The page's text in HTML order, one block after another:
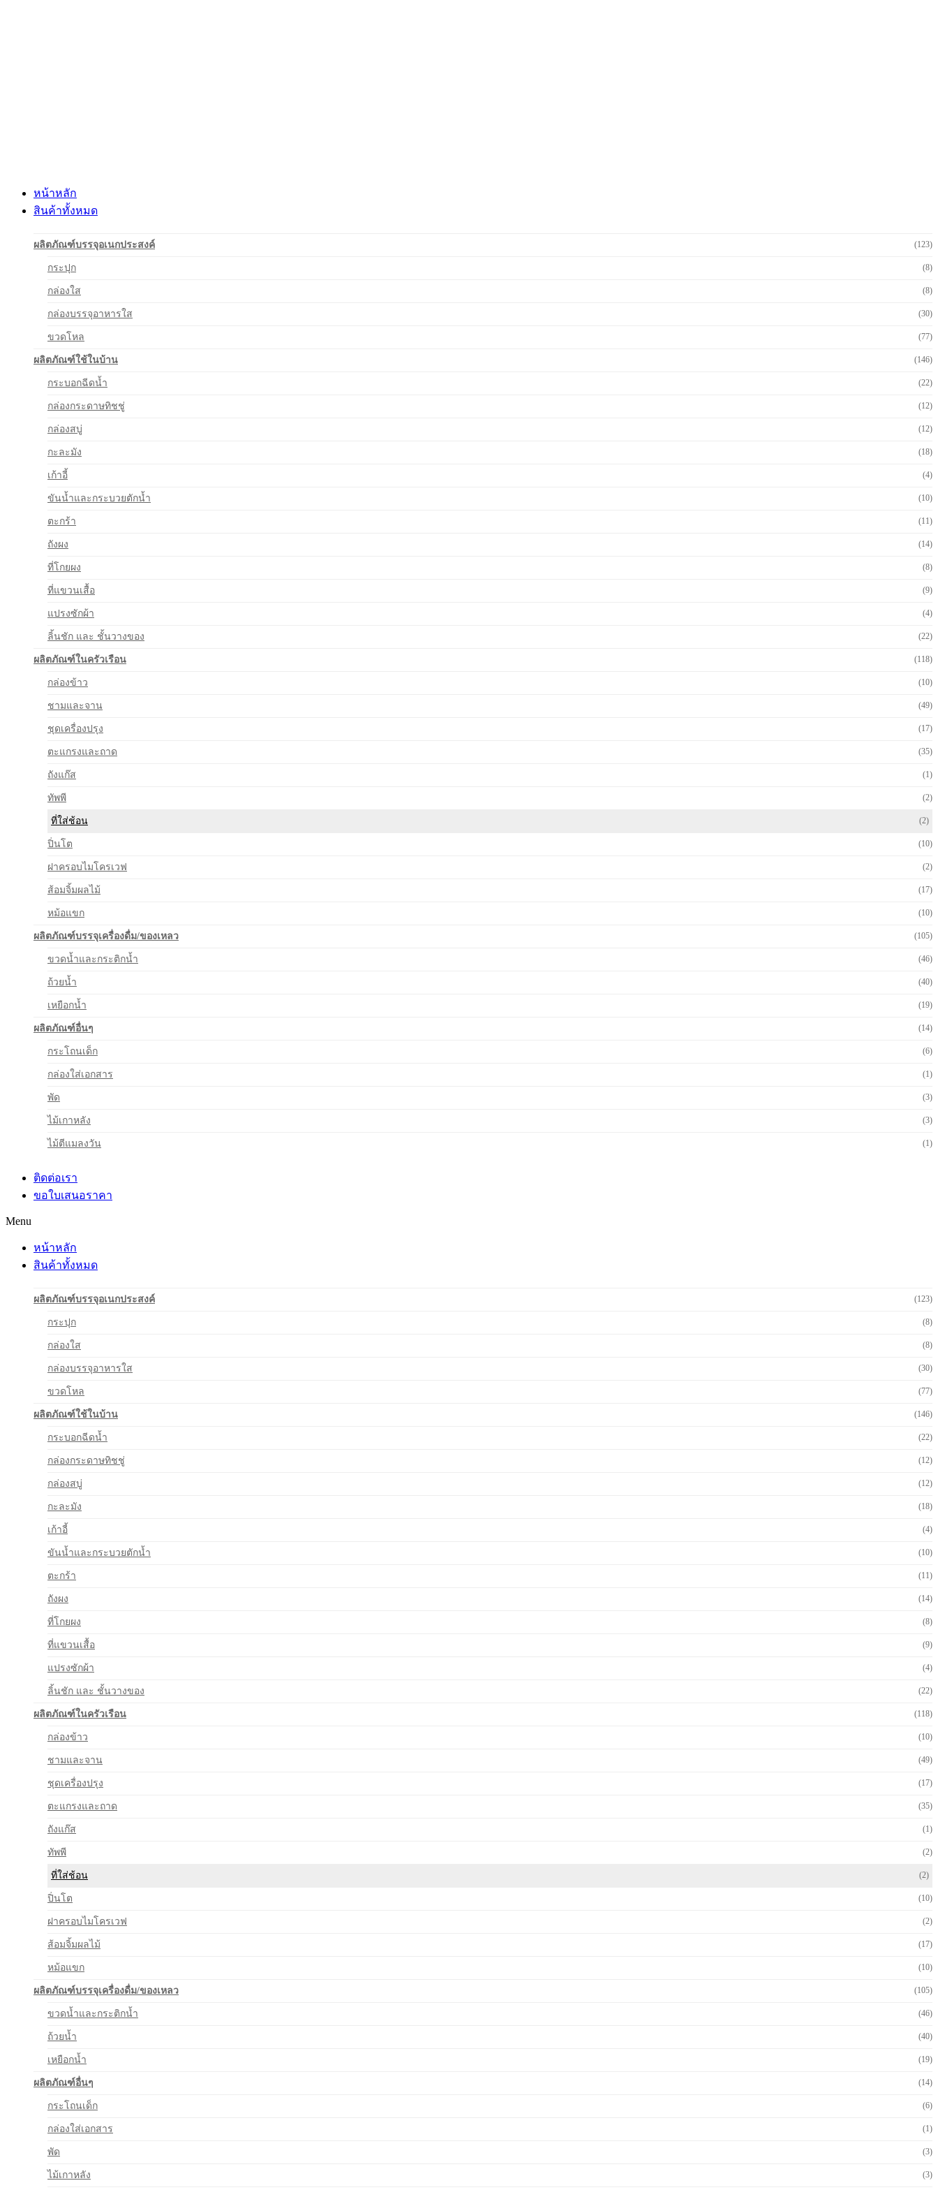
หน้าหลัก
สินค้าทั้งหมด
ผลิตภัณฑ์บรรจุอเนกประสงค์ (123)
กระปุก (8)
กล่องใส (8)
กล่องบรรจุอาหารใส (30)
ขวดโหล (77)
ผลิตภัณฑ์ใช้ในบ้าน (146)
กระบอกฉีดน้ำ (22)
กล่องกระดาษทิชชู่ (12)
กล่องสบู่ (12)
กะละมัง (18)
เก้าอี้ (4)
ขันน้ำและกระบวยตักน้ำ (10)
ตะกร้า (11)
ถังผง (14)
ที่โกยผง (8)
ที่แขวนเสื้อ (9)
แปรงซักผ้า (4)
ลิ้นชัก และ ชั้นวางของ (22)
ผลิตภัณฑ์ในครัวเรือน (118)
กล่องข้าว (10)
ชามและจาน (49)
ชุดเครื่องปรุง (17)
ตะแกรงและถาด (35)
ถังแก๊ส (1)
ทัพพี (2)
ที่ใส่ช้อน (2)
ปิ่นโต (10)
ฝาครอบไมโครเวฟ (2)
ส้อมจิ้มผลไม้ (17)
หม้อแขก (10)
ผลิตภัณฑ์บรรจุเครื่องดื่ม/ของเหลว (105)
ขวดน้ำและกระติกน้ำ (46)
ถ้วยน้ำ (40)
เหยือกน้ำ (19)
ผลิตภัณฑ์อื่นๆ (14)
กระโถนเด็ก (6)
กล่องใส่เอกสาร (1)
พัด (3)
ไม้เกาหลัง (3)
ไม้ตีแมลงวัน (1)
ติดต่อเรา
ขอใบเสนอราคา
Menu
หน้าหลัก
สินค้าทั้งหมด
ผลิตภัณฑ์บรรจุอเนกประสงค์ (123)
กระปุก (8)
กล่องใส (8)
กล่องบรรจุอาหารใส (30)
ขวดโหล (77)
ผลิตภัณฑ์ใช้ในบ้าน (146)
กระบอกฉีดน้ำ (22)
กล่องกระดาษทิชชู่ (12)
กล่องสบู่ (12)
กะละมัง (18)
เก้าอี้ (4)
ขันน้ำและกระบวยตักน้ำ (10)
ตะกร้า (11)
ถังผง (14)
ที่โกยผง (8)
ที่แขวนเสื้อ (9)
แปรงซักผ้า (4)
ลิ้นชัก และ ชั้นวางของ (22)
ผลิตภัณฑ์ในครัวเรือน (118)
กล่องข้าว (10)
ชามและจาน (49)
ชุดเครื่องปรุง (17)
ตะแกรงและถาด (35)
ถังแก๊ส (1)
ทัพพี (2)
ที่ใส่ช้อน (2)
ปิ่นโต (10)
ฝาครอบไมโครเวฟ (2)
ส้อมจิ้มผลไม้ (17)
หม้อแขก (10)
ผลิตภัณฑ์บรรจุเครื่องดื่ม/ของเหลว (105)
ขวดน้ำและกระติกน้ำ (46)
ถ้วยน้ำ (40)
เหยือกน้ำ (19)
ผลิตภัณฑ์อื่นๆ (14)
กระโถนเด็ก (6)
กล่องใส่เอกสาร (1)
พัด (3)
ไม้เกาหลัง (3)